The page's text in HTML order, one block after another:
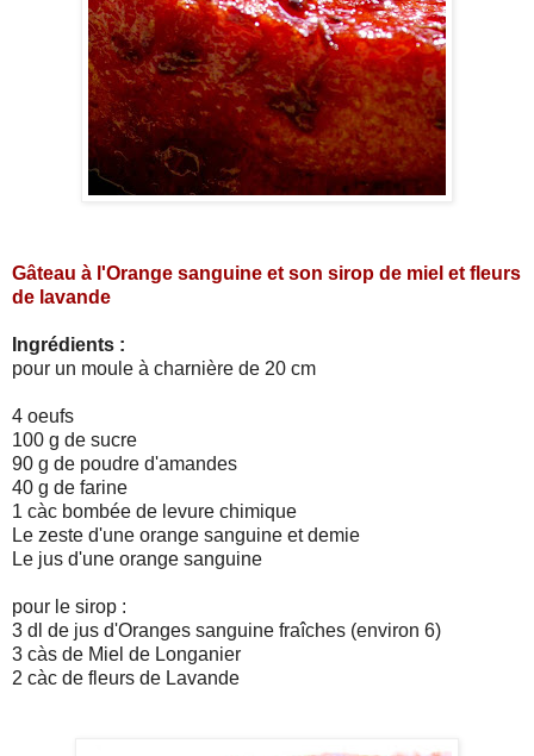
Gâteau à l'Orange sanguine et son sirop de miel et fleurs
de lavande
Ingrédients :
pour un moule à charnière de 20 cm
4 oeufs
100 g de sucre
90 g de poudre d'amandes
40 g de farine
1 càc bombée de levure chimique
Le zeste d'une orange sanguine et demie
Le jus d'une orange sanguine
pour le sirop :
3 dl de jus d'Oranges sanguine fraîches (environ 6)
3 càs de Miel de Longanier
2 càc de fleurs de Lavande